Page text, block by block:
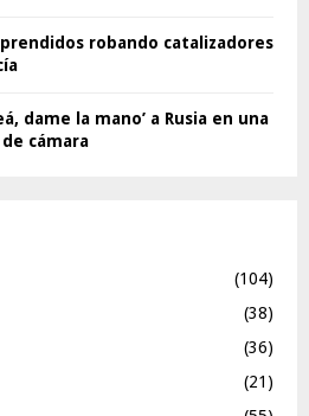
robando catalizadores
dame la mano’ a Rusia en una
cámara
(104)
(38)
(36)
(21)